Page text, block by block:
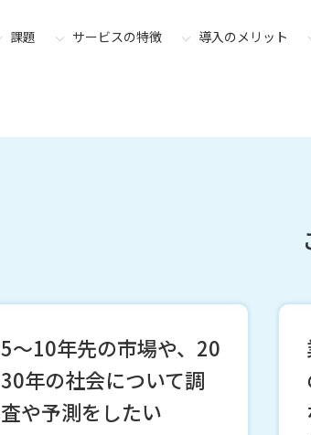
課題 サービスの特徴 導入のメリット
5〜10年先の市場や、20
30年の社会について調
査や予測をしたい